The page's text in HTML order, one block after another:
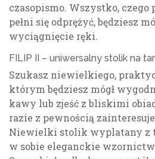
czasopismo. Wszystko, czego
pełni się odprężyć, będziesz
wyciągnięcie ręki.
FILIP II – uniwersalny stolik na
Szukasz niewielkiego,
którym będziesz mógł
kawy lub zjeść z bliskimi
razie z pewnością
Niewielki stolik wyplatany z
w sobie eleganckie